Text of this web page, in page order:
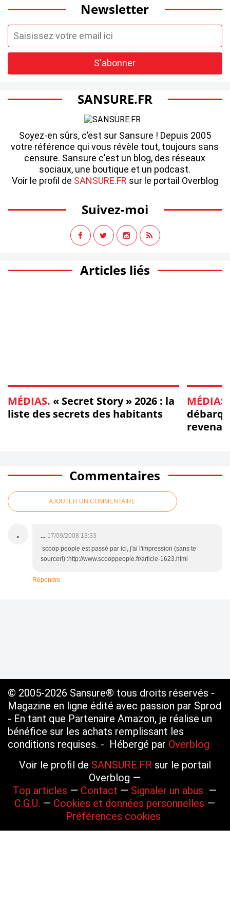
Newsletter
SANSURE.FR
Soyez-en sûrs, c’est sur Sansure ! Depuis 2005
votre référence qui vous révèle tout, toujours sans
censure. Sansure c'est un blog, des réseaux
sociaux, une boutique et un podcast.
Voir le profil de SANSURE.FR sur le portail Overblog
Suivez-moi
Articles liés
MÉDIAS. « Secret Story » 2026 : la
liste des secrets des habitants
MÉDIAS.
Commentaires
AJOUTER UN COMMENTAIRE
. ... 17/09/2008 13:33
scoop people est passé par ici, j'ai l'impression (sans te
sourcer!) :http://www.scooppeople.fr/article-1623.html
Répondre
© 2005-2026 Sansure® tous droits réservés -
Magazine en ligne édité avec passion par Sprod
- En tant que Partenaire Amazon, je réalise un
bénéfice sur les achats remplissant les
conditions requises. - Hébergé par Overblog
Voir le profil de SANSURE.FR sur le portail
Overblog
Top articles
Contact
Signaler un abus
C.G.U.
Cookies et données personnelles
Préférences cookies